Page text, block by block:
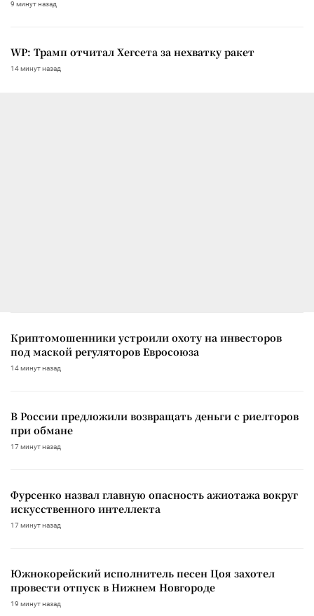
9 минут назад
WP: Трамп отчитал Хегсета за нехватку ракет
14 минут назад
Криптомошенники устроили охоту на инвесторов
под маской регуляторов Евросоюза
14 минут назад
В России предложили возвращать деньги с риелторов
при обмане
17 минут назад
Фурсенко назвал главную опасность ажиотажа вокруг
искусственного интеллекта
17 минут назад
Южнокорейский исполнитель песен Цоя захотел
провести отпуск в Нижнем Новгороде
19 минут назад